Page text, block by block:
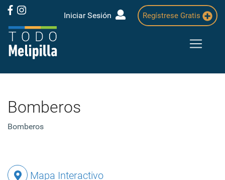
Iniciar Sesión Regístrese Gratis
Bomberos
Bomberos
Mapa Interactivo